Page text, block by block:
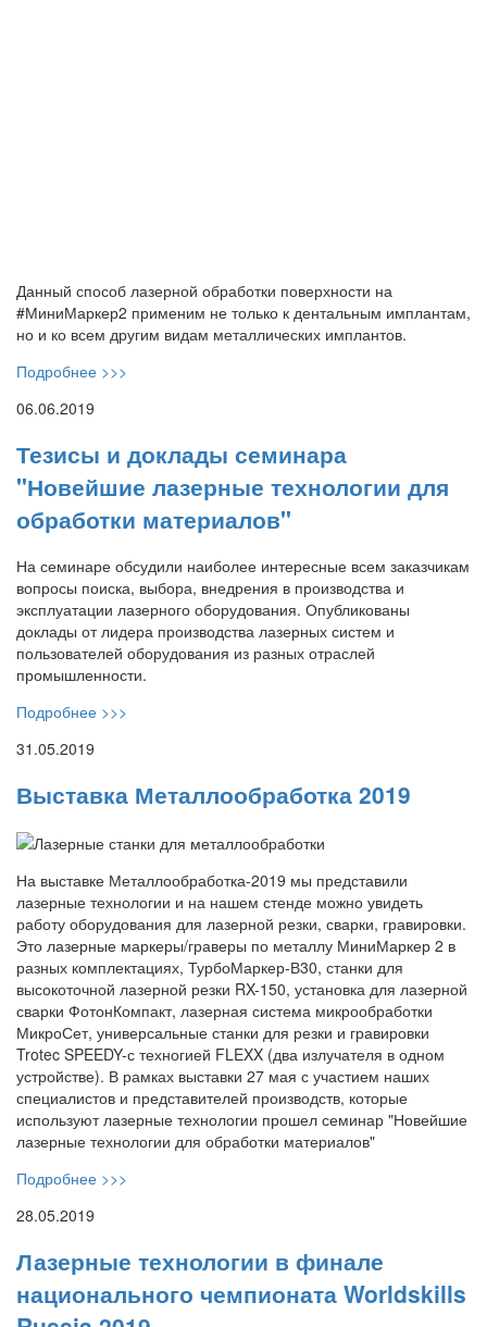
Данный способ лазерной обработки поверхности на
#МиниМаркер2 применим не только к дентальным имплантам,
но и ко всем другим видам металлических имплантов.
Подробнее >>>
06.06.2019
Тезисы и доклады семинара
"Новейшие лазерные технологии для
обработки материалов"
На семинаре обсудили наиболее интересные всем заказчикам
вопросы поиска, выбора, внедрения в производства и
эксплуатации лазерного оборудования. Опубликованы
доклады от лидера производства лазерных систем и
пользователей оборудования из разных отраслей
промышленности.
Подробнее >>>
31.05.2019
Выставка Металлообработка 2019
На выставке Металлообработка-2019 мы представили
лазерные технологии и на нашем стенде можно увидеть
работу оборудования для лазерной резки, сварки, гравировки.
Это лазерные маркеры/граверы по металлу МиниМаркер 2 в
разных комплектациях, ТурбоМаркер-В30, станки для
высокоточной лазерной резки RX-150, установка для лазерной
сварки ФотонКомпакт, лазерная система микрообработки
МикроСет, универсальные станки для резки и гравировки
Trotec SPEEDY-с техногией FLEXX (два излучателя в одном
устройстве). В рамках выставки 27 мая с участием наших
специалистов и представителей производств, которые
используют лазерные технологии прошел семинар "Новейшие
лазерные технологии для обработки материалов"
Подробнее >>>
28.05.2019
Лазерные технологии в финале
национального чемпионата Worldskills